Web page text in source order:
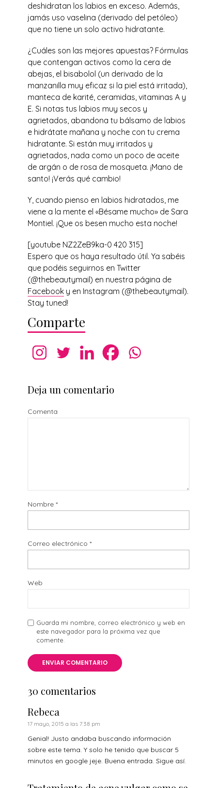
deshidratan los labios en exceso. Además,
jamás uso vaselina (derivado del petóleo)
que no tiene un solo activo hidratante.
¿Cuáles son las mejores apuestas? Fórmulas
que contengan activos como la cera de
abejas, el bisabolol (un derivado de la
manzanilla muy eficaz si la piel está irritada),
manteca de karité, ceramidas, vitaminas A y
E. Si notas tus labios muy secos y
agrietados, abandona tu bálsamo de labios
e hidrátate mañana y noche con tu crema
hidratante. Si están muy irritados y
agrietados, nada como un poco de aceite
de argán o de rosa de mosqueta. ¡Mano de
santo! ¡Verás qué cambio!
Y, cuando pienso en labios hidratados, me
viene a la mente el «Bésame mucho» de Sara
Montiel. ¡Que os besen mucho esta noche!
[youtube NZ2ZeB9ka-0 420 315]
Espero que os haya resultado útil. Ya sabéis
que podéis seguirnos en Twitter
(@thebeautymail) en nuestra página de
Facebook y en Instagram (@thebeautymail).
Stay tuned!
Comparte
Deja un comentario
Comenta
Nombre *
Correo electrónico *
Web
Guarda mi nombre, correo electrónico y web en
este navegador para la próxima vez que
comente.
30 comentarios
Rebeca
17 mayo, 2015 a las 7:38 pm
Genial! Justo andaba buscando información
sobre este tema. Y solo he tenido que buscar 5
minutos en google jeje. Buena entrada. Sigue así.